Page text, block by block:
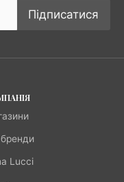
Підписатися
бренди
Lucci